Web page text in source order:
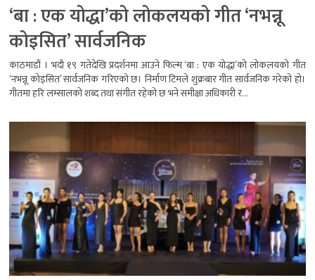
‘बा : एक योद्धा’को लोकलयको गीत ‘नभन्नू
कोइसित’ सार्वजनिक
काठमाडौं । भदौ १९ गतेदेखि प्रदर्शनमा आउने फिल्म ‘बा : एक योद्धा’को लोकलयको गीत
‘नभन्नू कोइसित’ सार्वजनिक गरिएको छ। निर्माण टिमले शुक्रबार गीत सार्वजनिक गरेको हो।
गीतमा हरि लम्सालको शब्द तथा संगीत रहेको छ भने समीक्षा अधिकारी र...